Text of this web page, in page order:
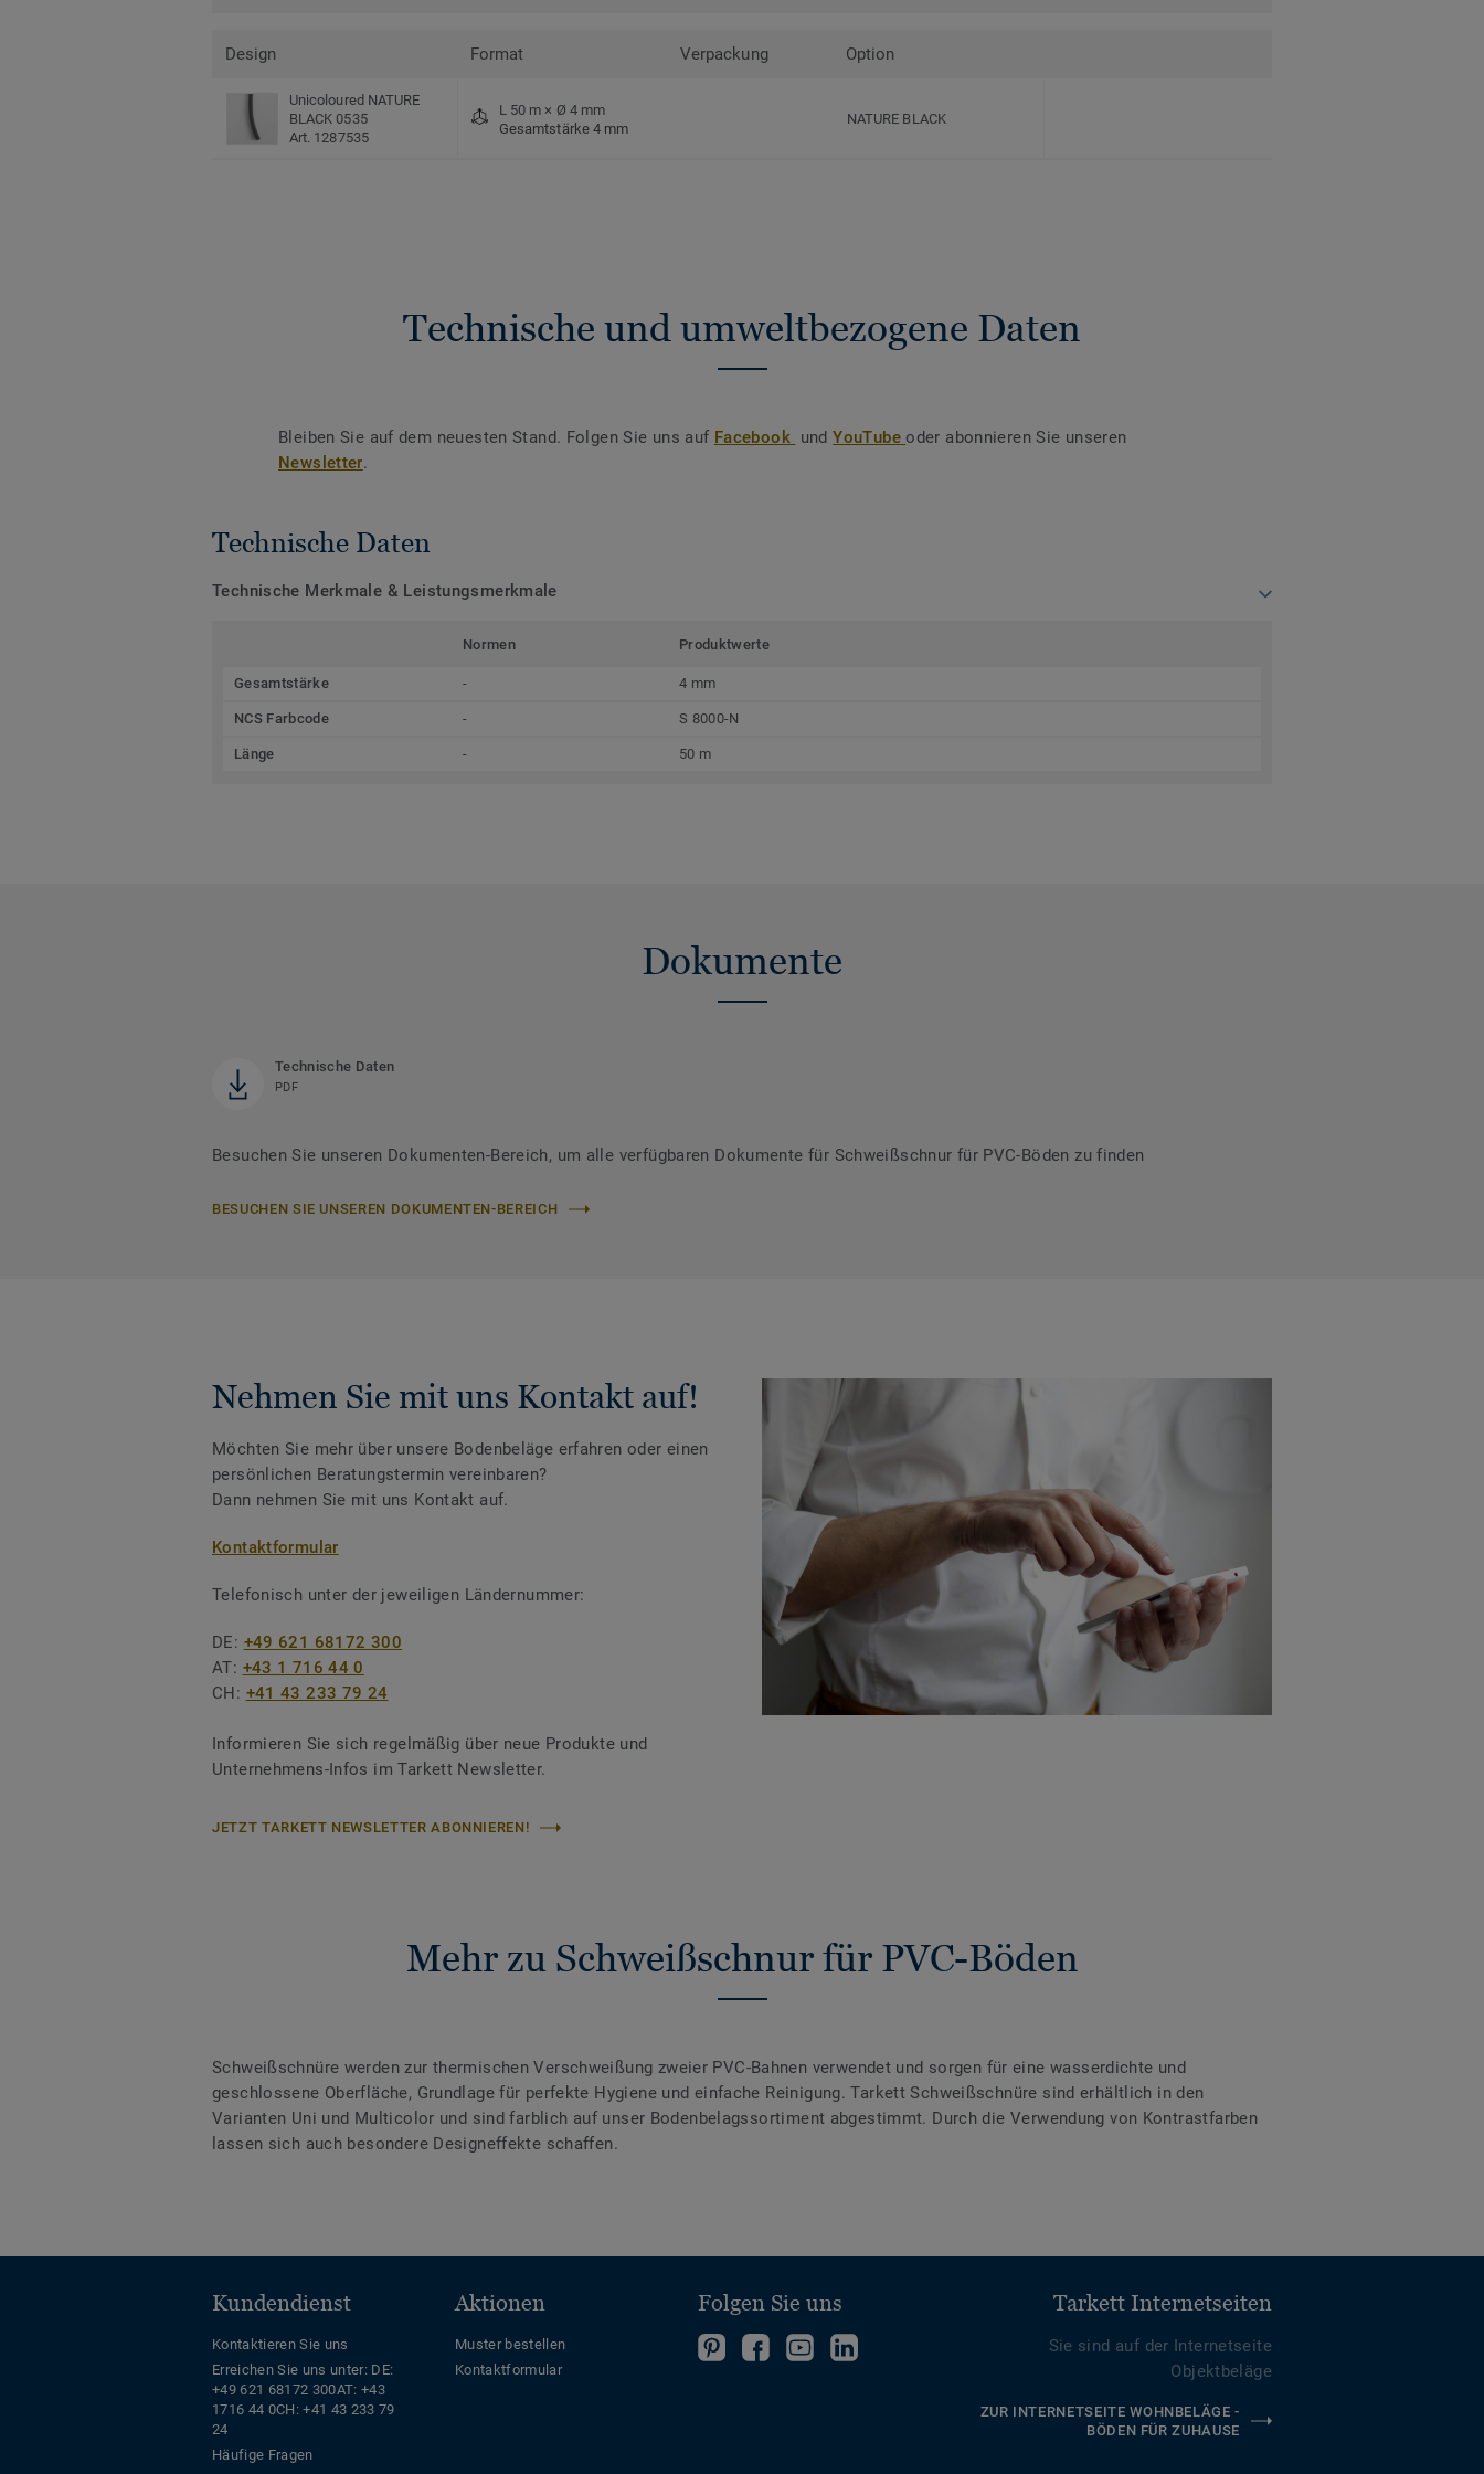
Design Format Verpackung Option
Unicoloured NATURE
BLACK 0535
Art. 1287535
L 50 m × Ø 4 mm
Gesamtstärke 4 mm
NATURE BLACK
Technische und umweltbezogene Daten
Bleiben Sie auf dem neuesten Stand. Folgen Sie uns auf Facebook undYouTubeoder abonnieren Sie unseren
Newsletter.
Technische Daten
Technische Merkmale & Leistungsmerkmale
Normen Produktwerte
Gesamtstärke - 4 mm
NCS Farbcode - S 8000-N
Länge - 50 m
Dokumente
Technische Daten
PDF
Besuchen Sie unseren Dokumenten-Bereich, um alle verfügbaren Dokumente für Schweißschnur für PVC-Böden zu finden
BESUCHEN SIE UNSEREN DOKUMENTEN-BEREICH
Nehmen Sie mit uns Kontakt auf!
Möchten Sie mehr über unsere Bodenbeläge erfahren oder einen
persönlichen Beratungstermin vereinbaren?
Dann nehmen Sie mit uns Kontakt auf.
Kontaktformular
Telefonisch unter der jeweiligen Ländernummer:
DE: +49 621 68172 300
AT: +43 1 716 44 0
CH: +41 43 233 79 24
Informieren Sie sich regelmäßig über neue Produkte und
Unternehmens-Infos im Tarkett Newsletter.
JETZT TARKETT NEWSLETTER ABONNIEREN!
Mehr zu Schweißschnur für PVC-Böden
Schweißschnüre werden zur thermischen Verschweißung zweier PVC-Bahnen verwendet und sorgen für eine wasserdichte und
geschlossene Oberfläche, Grundlage für perfekte Hygiene und einfache Reinigung. Tarkett Schweißschnüre sind erhältlich in den
Varianten Uni und Multicolor und sind farblich auf unser Bodenbelagssortiment abgestimmt. Durch die Verwendung von Kontrastfarben
lassen sich auch besondere Designeffekte schaffen.
Kundendienst
Kontaktieren Sie uns
Erreichen Sie uns unter: DE:
+49 621 68172 300AT: +43
1716 44 0CH: +41 43 233 79
24
Häufige Fragen
Aktionen
Muster bestellen
Kontaktformular
Folgen Sie uns
FolgenFolgenFolgeFolgen
Tarkett Internetseiten
Sie sind auf der Internetseite
Objektbeläge
ZUR INTERNETSEITE WOHNBELÄGE -
BÖDEN FÜR ZUHAUSE